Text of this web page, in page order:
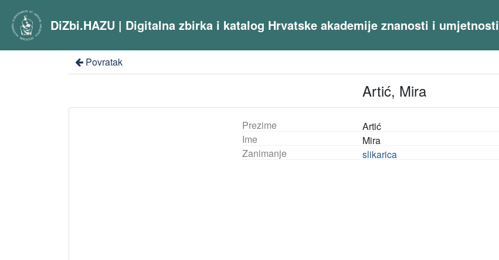
DiZbi.HAZU | Digitalna zbirka i katalog Hrvatske akademije znanosti i umjetnosti
Povratak
Artić, Mira
Prezime
Artić
Ime
Mira
Zanimanje
slikarica